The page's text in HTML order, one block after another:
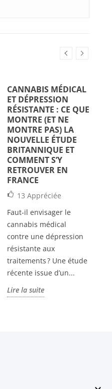
CANNABIS MÉDICAL
ET DÉPRESSION
RÉSISTANTE : CE QUE
MONTRE (ET NE
MONTRE PAS) LA
NOUVELLE ÉTUDE
BRITANNIQUE ET
COMMENT S’Y
RETROUVER EN
FRANCE
13 Appréciée
Faut-il envisager le
cannabis médical
contre une dépression
résistante aux
traitements ? Une étude
récente issue d’un...
Lire la suite